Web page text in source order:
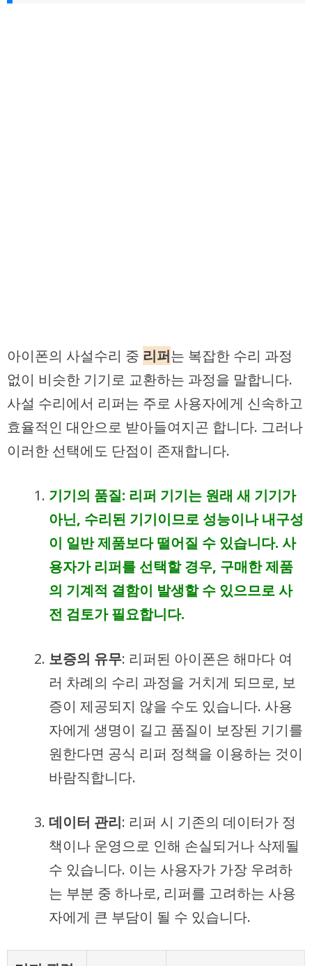
아이폰의 사설수리 중 리퍼는 복잡한 수리 과정
없이 비슷한 기기로 교환하는 과정을 말합니다.
사설 수리에서 리퍼는 주로 사용자에게 신속하고
효율적인 대안으로 받아들여지곤 합니다. 그러나
이러한 선택에도 단점이 존재합니다.
기기의 품질: 리퍼 기기는 원래 새 기기가
아닌, 수리된 기기이므로 성능이나 내구성
이 일반 제품보다 떨어질 수 있습니다. 사
용자가 리퍼를 선택할 경우, 구매한 제품
의 기계적 결함이 발생할 수 있으므로 사
전 검토가 필요합니다.
보증의 유무: 리퍼된 아이폰은 해마다 여
러 차례의 수리 과정을 거치게 되므로, 보
증이 제공되지 않을 수도 있습니다. 사용
자에게 생명이 길고 품질이 보장된 기기를
원한다면 공식 리퍼 정책을 이용하는 것이
바람직합니다.
데이터 관리: 리퍼 시 기존의 데이터가 정
책이나 운영으로 인해 손실되거나 삭제될
수 있습니다. 이는 사용자가 가장 우려하
는 부분 중 하나로, 리퍼를 고려하는 사용
자에게 큰 부담이 될 수 있습니다.